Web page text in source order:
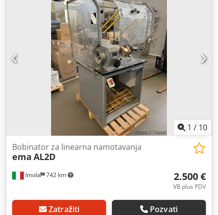
1 / 10
Imola 742 km
Bobinator za linearna namotavanja
ema AL2D
2.500 €
VB plus PDV
Zatražiti Pozvati